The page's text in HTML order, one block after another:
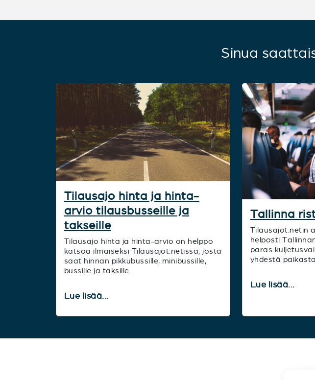
Sinua
Tilausajo hinta ja hinta-
arvio tilausbusseille ja
takseille
Tilausajo hinta ja hinta-arvio on helppo
katsoa ilmaiseksi Tilausajot.netissä, josta
saat hinnan pikkubussille, minibussille,
bussille ja taksille.
Lue lisää...
Tallinna
Tilausajot.netin
helposti
paras
yhdestä paikasta.
Lue lisää...